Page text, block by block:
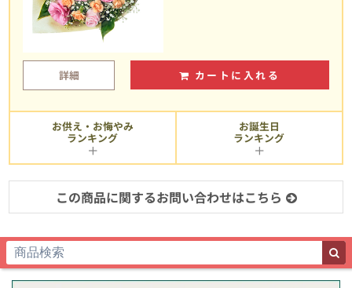
詳細 カートに入れる
お供え・お悔やみ
ランキング
お誕生日
ランキング
この商品に関するお問い合わせはこちら